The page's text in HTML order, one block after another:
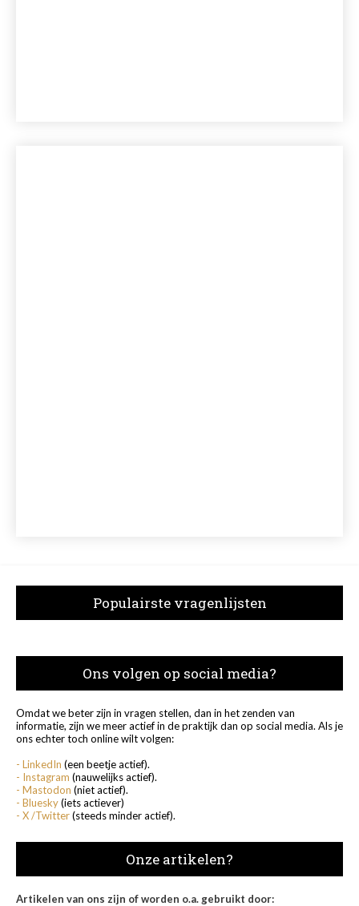
Populairste vragenlijsten
Ons volgen op social media?
Omdat we beter zijn in vragen stellen, dan in het zenden van
informatie, zijn we meer actief in de praktijk dan op social media. Als je
ons echter toch online wilt volgen:
- LinkedIn (een beetje actief).
- Instagram (nauwelijks actief).
- Mastodon (niet actief).
- Bluesky(iets actiever)
- X /Twitter(steeds minder actief).
Onze artikelen?
Artikelen van ons zijn of worden o.a. gebruikt door: